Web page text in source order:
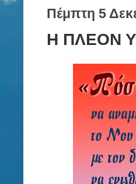
Πέμπτη 5
Η ΠΛΕΟΝ